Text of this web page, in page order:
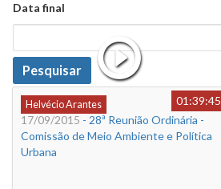
Data
Data final
Data
Pesquisar
Helvécio Arantes
01:39:45
17/09/2015 - 28ª Reunião Ordinária -
Comissão de Meio Ambiente e Política
Urbana